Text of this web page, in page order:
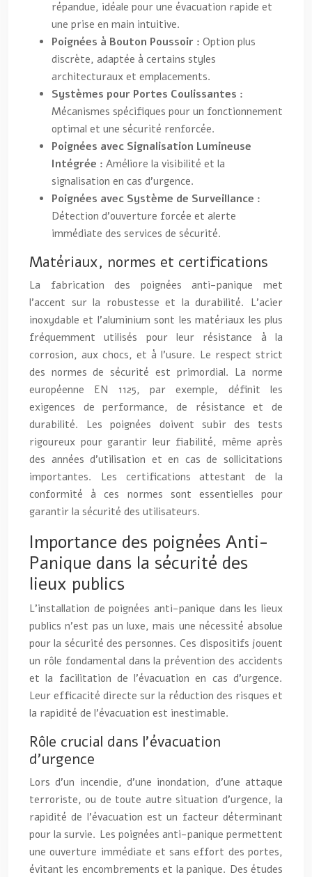
répandue, idéale pour une évacuation rapide et
une prise en main intuitive.
Poignées à Bouton Poussoir : Option plus
discrète, adaptée à certains styles
architecturaux et emplacements.
Systèmes pour Portes Coulissantes :
Mécanismes spécifiques pour un fonctionnement
optimal et une sécurité renforcée.
Poignées avec Signalisation Lumineuse
Intégrée : Améliore la visibilité et la
signalisation en cas d’urgence.
Poignées avec Système de Surveillance :
Détection d’ouverture forcée et alerte
immédiate des services de sécurité.
Matériaux, normes et certifications
La fabrication des poignées anti-panique met
l’accent sur la robustesse et la durabilité. L’acier
inoxydable et l’aluminium sont les matériaux les plus
fréquemment utilisés pour leur résistance à la
corrosion, aux chocs, et à l’usure. Le respect strict
des normes de sécurité est primordial. La norme
européenne EN 1125, par exemple, définit les
exigences de performance, de résistance et de
durabilité. Les poignées doivent subir des tests
rigoureux pour garantir leur fiabilité, même après
des années d’utilisation et en cas de sollicitations
importantes. Les certifications attestant de la
conformité à ces normes sont essentielles pour
garantir la sécurité des utilisateurs.
Importance des poignées Anti-
Panique dans la sécurité des
lieux publics
L’installation de poignées anti-panique dans les lieux
publics n’est pas un luxe, mais une nécessité absolue
pour la sécurité des personnes. Ces dispositifs jouent
un rôle fondamental dans la prévention des accidents
et la facilitation de l’évacuation en cas d’urgence.
Leur efficacité directe sur la réduction des risques et
la rapidité de l’évacuation est inestimable.
Rôle crucial dans l’évacuation
d’urgence
Lors d’un incendie, d’une inondation, d’une attaque
terroriste, ou de toute autre situation d’urgence, la
rapidité de l’évacuation est un facteur déterminant
pour la survie. Les poignées anti-panique permettent
une ouverture immédiate et sans effort des portes,
évitant les encombrements et la panique. Des études